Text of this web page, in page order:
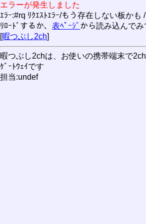
エラーが発生しました
ｴﾗｰ:#rq ﾘｸｴｽﾄｴﾗｰ/もう存在しない板かも /
ﾘﾛｰﾄﾞするか、 表ﾍﾟｰｼﾞ から読み込んでみ
[暇つぶし2ch]
暇つぶし2chは、お使いの携帯端末で
ｹﾞｰﾄｳｪｲです
担当:undef